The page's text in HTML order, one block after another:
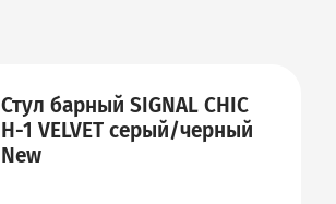
Стул барный SIGNAL CHIC
H-1 VELVET серый/черный
New